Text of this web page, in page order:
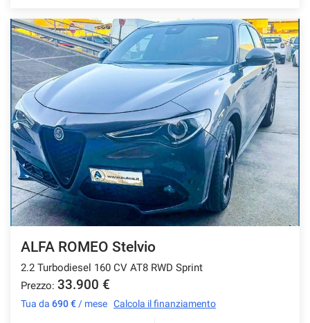
ALFA ROMEO Stelvio
2.2 Turbodiesel 160 CV AT8 RWD Sprint
Prezzo: 33.900 €
Tua da 690 € / mese Calcola il finanziamento
Cookie analitici
Cookie di marketing
Leggi
la
cookie
policy
Salva
le
impostazioni